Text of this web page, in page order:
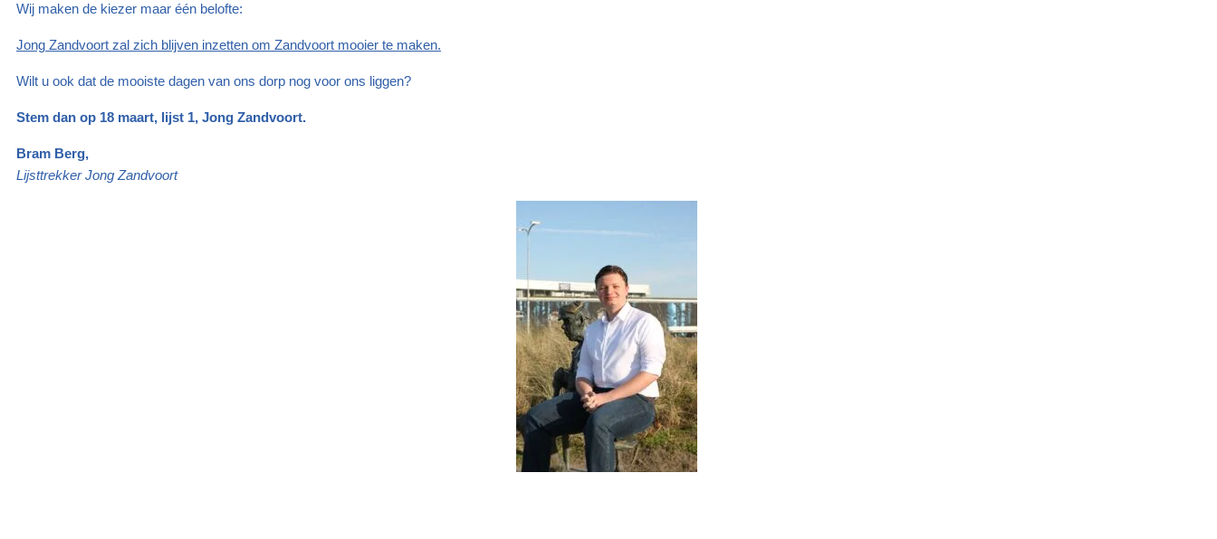
Wij maken de kiezer maar één belofte:
Jong Zandvoort zal zich blijven inzetten om Zandvoort mooier te maken.
Wilt u ook dat de mooiste dagen van ons dorp nog voor ons liggen?
Stem dan op 18 maart, lijst 1, Jong Zandvoort.
Bram Berg,
Lijsttrekker Jong Zandvoort